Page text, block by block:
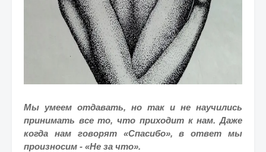
Мы умеем отдавать, но так и не научились
принимать все то, что приходит к нам. Даже
когда нам говорят «Спасибо», в ответ мы
произносим - «Не за что».